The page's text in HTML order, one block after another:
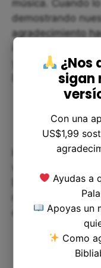
música. Cuando
demostrando
agradecimiento
y creando una
Incluso si no eres
Dios en la ducha,
mientras limpias
cantar canciones
¿Nos
sigan
Con una
US$1,99
Ayudas a
Apoyas un
Como